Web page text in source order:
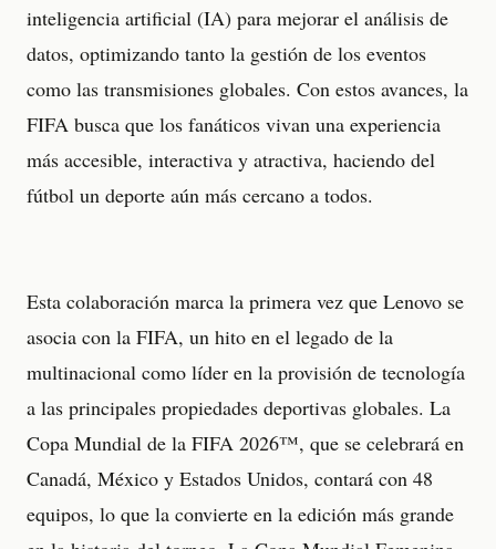
inteligencia artificial (IA) para mejorar el análisis de
datos, optimizando tanto la gestión de los eventos
como las transmisiones globales. Con estos avances, la
FIFA busca que los fanáticos vivan una experiencia
más accesible, interactiva y atractiva, haciendo del
fútbol un deporte aún más cercano a todos.
Esta colaboración marca la primera vez que Lenovo se
asocia con la FIFA, un hito en el legado de la
multinacional como líder en la provisión de tecnología
a las principales propiedades deportivas globales. La
Copa Mundial de la FIFA 2026™, que se celebrará en
Canadá, México y Estados Unidos, contará con 48
equipos, lo que la convierte en la edición más grande